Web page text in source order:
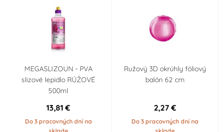
MEGASLIZOUN - PVA
slizové lepidlo RÚŽOVÉ
500ml
13,81 €
Do 3 pracovných dní na
Ružový 3D okrúhly fóliový
balón 62 cm
2,27 €
Do 3 pracovných dní na